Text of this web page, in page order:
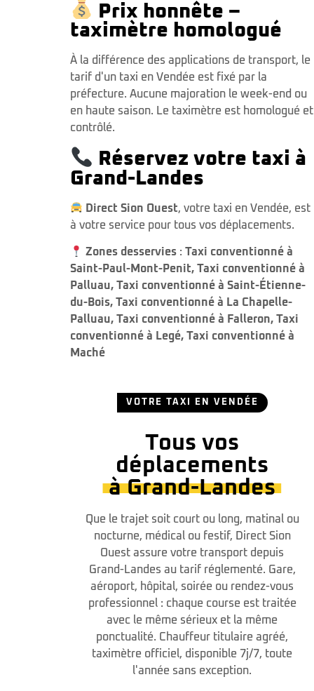
Prix honnête –
taximètre homologué
À la différence des applications de transport, le
tarif d'un taxi en Vendée est fixé par la
préfecture. Aucune majoration le week-end ou
en haute saison. Le taximètre est homologué et
contrôlé.
Réservez votre taxi à
Grand-Landes
Direct Sion Ouest, votre taxi en Vendée, est
à votre service pour tous vos déplacements.
Zones desservies :Taxi conventionné à
Saint-Paul-Mont-Penit, Taxi conventionné à
Palluau, Taxi conventionné à Saint-Étienne-
du-Bois, Taxi conventionné à La Chapelle-
Palluau, Taxi conventionné à Falleron, Taxi
conventionné à Legé, Taxi conventionné à
Maché
VOTRE TAXI EN VENDÉE
Tous vos
déplacements
à Grand-Landes
Que le trajet soit court ou long, matinal ou
nocturne, médical ou festif, Direct Sion
Ouest assure votre transport depuis
Grand-Landes au tarif réglementé. Gare,
aéroport, hôpital, soirée ou rendez-vous
professionnel : chaque course est traitée
avec le même sérieux et la même
ponctualité. Chauffeur titulaire agréé,
taximètre officiel, disponible 7j/7, toute
l'année sans exception.